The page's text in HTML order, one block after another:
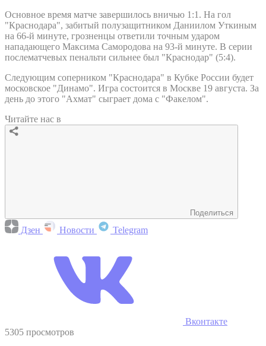
Основное время матче завершилось вничью 1:1. На гол
"Краснодара", забитый полузащитником Даниилом Уткиным
на 66-й минуте, грозненцы ответили точным ударом
нападающего Максима Самородова на 93-й минуте. В серии
послематчевых пенальти сильнее был "Краснодар" (5:4).
Следующим соперником "Краснодара" в Кубке России будет
московское "Динамо". Игра состоится в Москве 19 августа. За
день до этого "Ахмат" сыграет дома с "Факелом".
Читайте нас в
Поделиться
Дзен Новости Telegram
Вконтакте
5305 просмотров